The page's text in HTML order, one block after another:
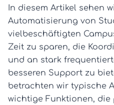
In diesem Artikel sehen
Automatisierung von
vielbeschäftigten
Zeit zu sparen, die
und an stark
besseren Support zu
betrachten wir typische
wichtige Funktionen, die